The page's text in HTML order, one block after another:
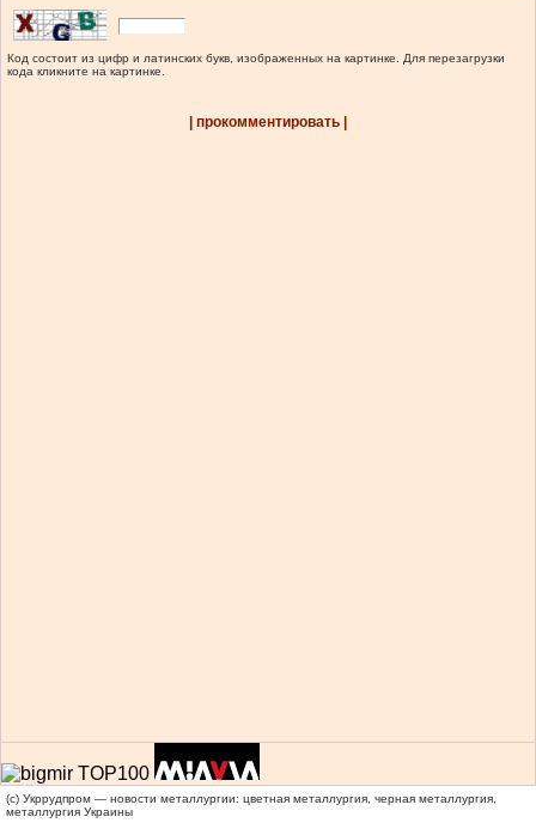
Код состоит из цифр и латинских букв, изображенных на картинке. Для перезагрузки
кода кликните на картинке.
| прокомментировать |
(c) Укррудпром — новости металлургии: цветная металлургия, черная металлургия,
металлургия Украины